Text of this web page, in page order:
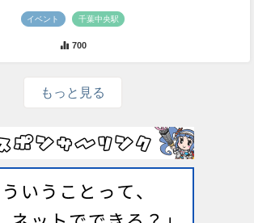
イベント 千葉中央駅
700
もっと見る